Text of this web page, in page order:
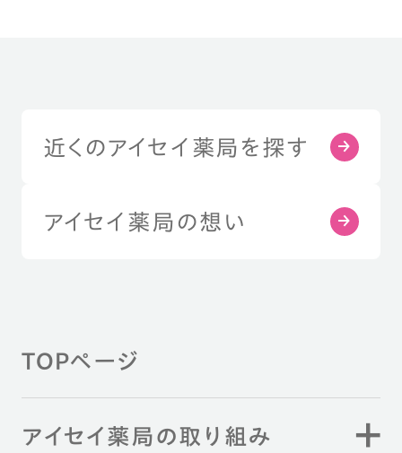
近くのアイセイ薬局を探す
アイセイ薬局の想い
TOPページ
アイセイ薬局の取り組み